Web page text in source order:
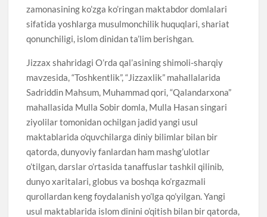
zamonasining ko’zga ko’ringan maktabdor domlalari
sifatida yoshlarga musulmonchilik huquqlari, shariat
qonunchiligi, islom dinidan ta’lim berishgan.
Jizzax shahridagi O’rda qal’asining shimoli-sharqiy
mavzesida, “Toshkentlik”, “Jizzaxlik” mahallalarida
Sadriddin Mahsum, Muhammad qori, “Qalandarxona”
mahallasida Mulla Sobir domla, Mulla Hasan singari
ziyolilar tomonidan ochilgan jadid yangi usul
maktablarida o’quvchilarga diniy bilimlar bilan bir
qatorda, dunyoviy fanlardan ham mashg’ulotlar
o’tilgan, darslar o’rtasida tanaffuslar tashkil qilinib,
dunyo xaritalari, globus va boshqa ko’rgazmali
qurollardan keng foydalanish yo’lga qo’yilgan. Yangi
usul maktablarida islom dinini o’qitish bilan bir qatorda,